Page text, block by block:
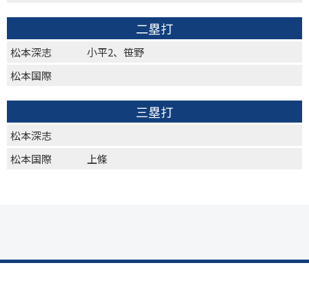
二塁打
松本深志
小平2、笹野
松本国際
三塁打
松本深志
松本国際
上條